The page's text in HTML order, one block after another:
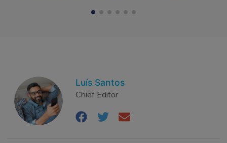
Luís Santos
Chief Editor